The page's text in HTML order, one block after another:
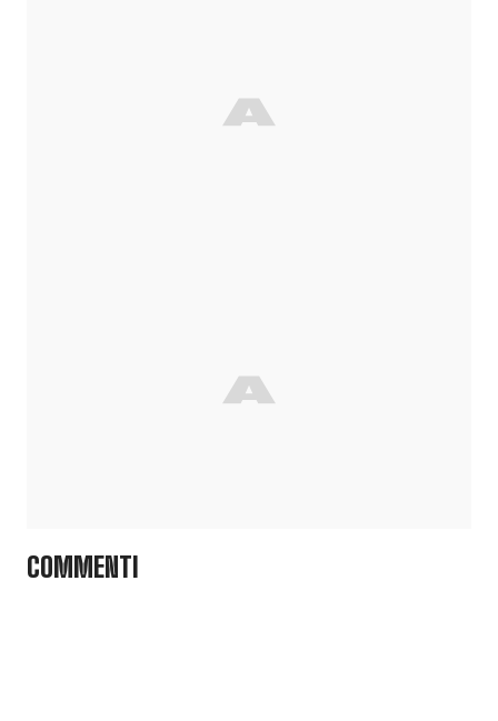
COMMENTI